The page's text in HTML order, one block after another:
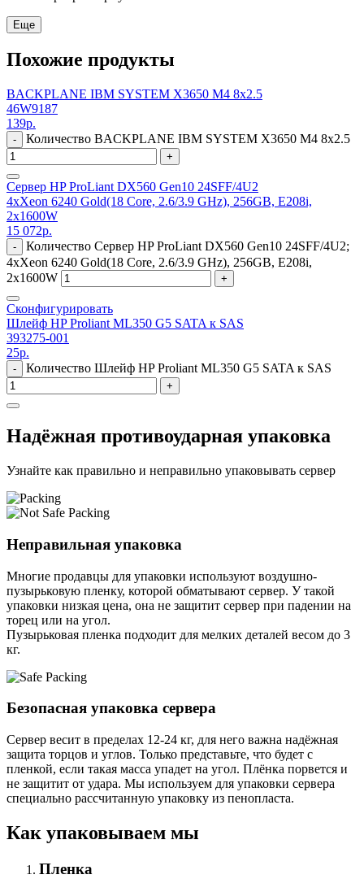
Еще
Похожие продукты
BACKPLANE IBM SYSTEM X3650 M4 8x2.5
46W9187
139р.
- Количество BACKPLANE IBM SYSTEM X3650 M4 8x2.5
+
Сервер HP ProLiant DX560 Gen10 24SFF/4U2
4xXeon 6240 Gold(18 Core, 2.6/3.9 GHz), 256GB, E208i,
2x1600W
15 072р.
-
Количество Сервер HP ProLiant DX560 Gen10 24SFF/4U2;
4xXeon 6240 Gold(18 Core, 2.6/3.9 GHz), 256GB, E208i,
2x1600W
+
Сконфигурировать
Шлейф HP Proliant ML350 G5 SATA к SAS
393275-001
25р.
- Количество Шлейф HP Proliant ML350 G5 SATA к SAS
+
Надёжная противоударная упаковка
Узнайте как правильно и неправильно упаковывать сервер
Неправильная упаковка
Многие продавцы для упаковки используют воздушно-
пузырьковую пленку, которой обматывают сервер. У такой
упаковки низкая цена, она не защитит сервер при падении на
торец или на угол.
Пузырьковая пленка подходит для мелких деталей весом до 3
кг.
Безопасная упаковка сервера
Сервер весит в пределах 12-24 кг, для него важна надёжная
защита торцов и углов. Только представьте, что будет с
пленкой, если такая масса упадет на угол. Плёнка порвется и
не защитит от удара. Мы используем для упаковки сервера
специально расcчитанную упаковку из пенопласта.
Как упаковываем мы
Пленка